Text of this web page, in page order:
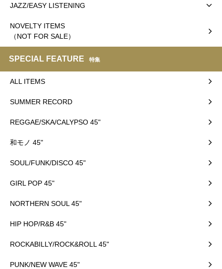
JAZZ/EASY LISTENING
NOVELTY ITEMS
（NOT FOR SALE）
SPECIAL FEATURE 特集
ALL ITEMS
SUMMER RECORD
REGGAE/SKA/CALYPSO 45"
和モノ 45"
SOUL/FUNK/DISCO 45"
GIRL POP 45"
NORTHERN SOUL 45"
HIP HOP/R&B 45"
ROCKABILLY/ROCK&ROLL 45"
PUNK/NEW WAVE 45"